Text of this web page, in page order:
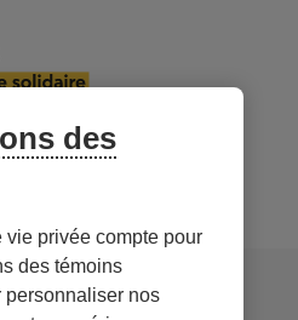
des
vie privée compte pour
des témoins
personnaliser nos